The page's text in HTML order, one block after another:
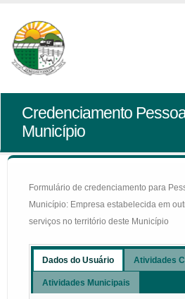
Credenciamento
Município
Formulário de credenciamento para
Município: Empresa estabelecida em
serviços no território deste Município
Dados do Usuário Atividades
Atividades Municipais